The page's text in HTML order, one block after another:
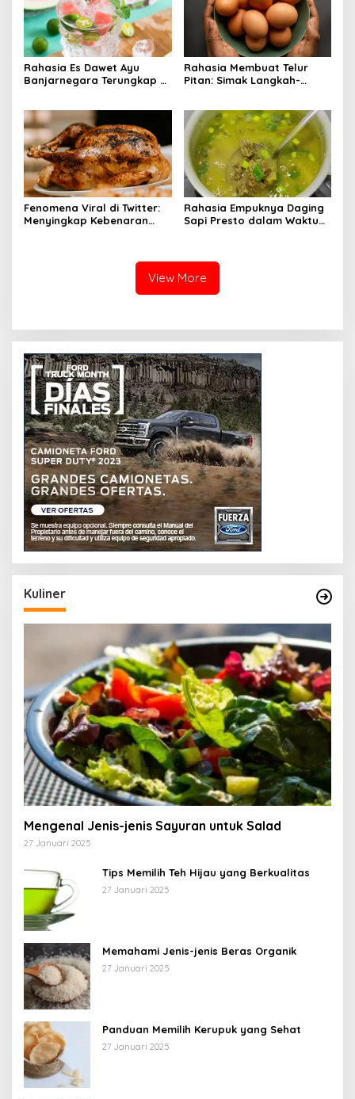
Rahasia Es Dawet Ayu
Banjarnegara Terungkap di
Rahasia Membuat Telur
Pitan: Simak Langkah-
Fenomena Viral di Twitter:
Menyingkap Kebenaran
Rahasia Empuknya Daging
Sapi Presto dalam Waktu
View More
Kuliner
Mengenal Jenis-jenis Sayuran untuk Salad
27 Januari 2025
Tips Memilih Teh Hijau yang Berkualitas
27 Januari 2025
Memahami Jenis-jenis Beras Organik
27 Januari 2025
Panduan Memilih Kerupuk yang Sehat
27 Januari 2025